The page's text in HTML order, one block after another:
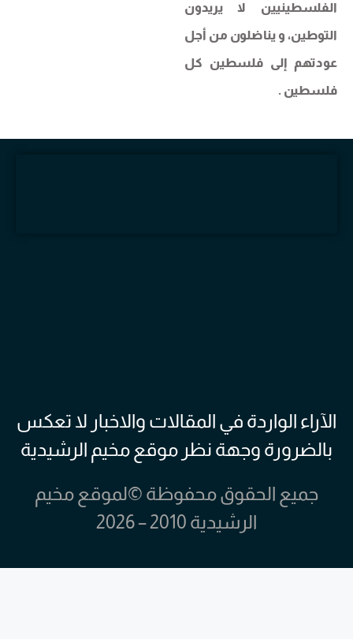
الفلسطينيين لا يريدون
التوطين، و يناضلون من أجل
عودتهم إلى فلسطين كل
فلسطين .
الآراء الواردة في المقالات والاخبار لا تعكس
بالضرورة وجهة نظر موقع مخيم الرشيدية
جميع الحقوق محفوظة ©لموقع مخيم
الرشيدية 2010 – 2026